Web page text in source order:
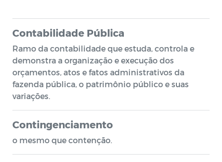
Contabilidade Pública
Ramo da contabilidade que estuda, controla e
demonstra a organização e execução dos
orçamentos, atos e fatos administrativos da
fazenda pública, o patrimônio público e suas
variações.
Contingenciamento
o mesmo que contenção.